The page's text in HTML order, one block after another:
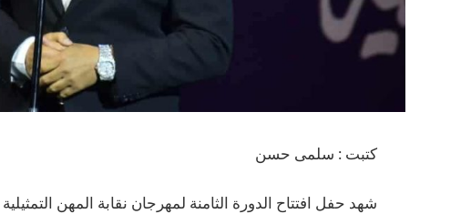
كتبت : سلمى حسن
شهد حفل افتتاح الدورة الثامنة لمهرجان نقابة المهن